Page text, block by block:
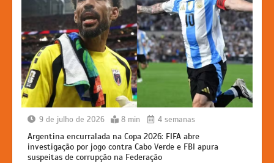
9 de julho de 2026 8 min 4 semanas
Argentina encurralada na Copa 2026: FIFA abre
investigação por jogo contra Cabo Verde e FBI apura
suspeitas de corrupção na Federação